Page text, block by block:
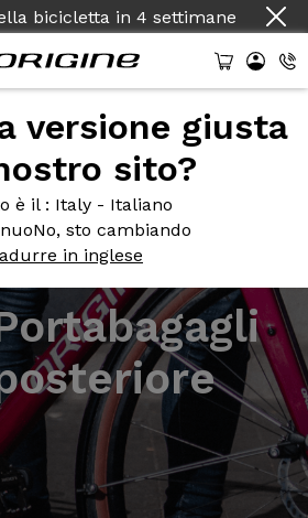
bicicletta in 4 settimane
versione giusta
sito?
è il : Italy - Italiano
No, sto cambiando
in inglese